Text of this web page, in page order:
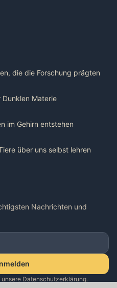
die die Forschung prägten
Dunklen Materie
im Gehirn entstehen
über uns selbst lehren
Nachrichten und
Datenschutzerklärung.